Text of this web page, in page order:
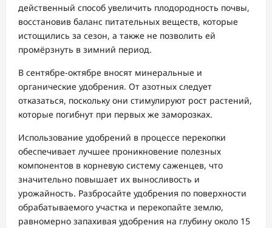
действенный способ увеличить плодородность почвы,
восстановив баланс питательных веществ, которые
истощились за сезон, а также не позволить ей
промёрзнуть в зимний период.
В сентябре-октябре вносят минеральные и
органические удобрения. От азотных следует
отказаться, поскольку они стимулируют рост растений,
которые погибнут при первых же заморозках.
Использование удобрений в процессе перекопки
обеспечивает лучшее проникновение полезных
компонентов в корневую систему саженцев, что
значительно повышает их выносливость и
урожайность. Разбросайте удобрения по поверхности
обрабатываемого участка и перекопайте землю,
равномерно запахивая удобрения на глубину около 15